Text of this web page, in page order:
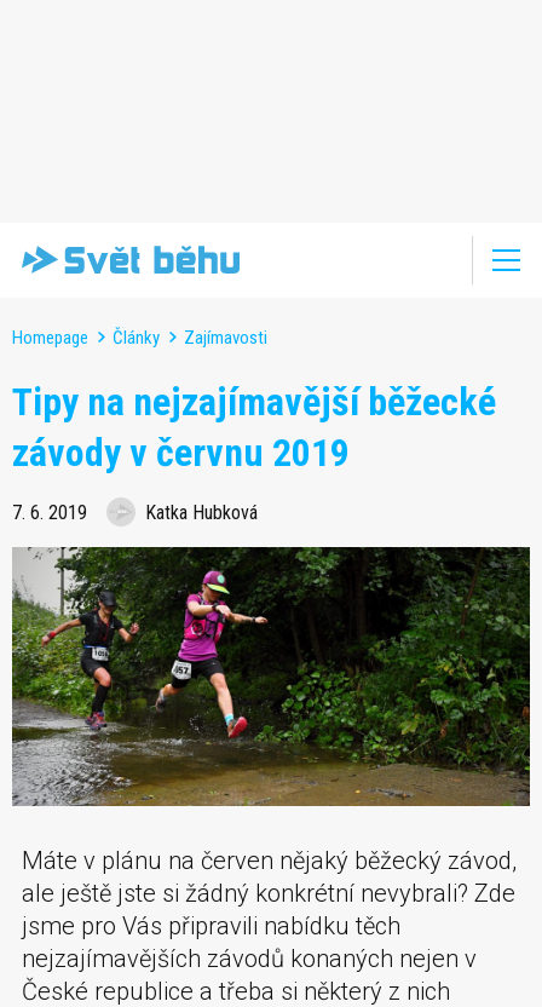
Homepage Články Zajímavosti
Tipy na nejzajímavější běžecké
závody v červnu 2019
7. 6. 2019 Katka Hubková
Máte v plánu na červen nějaký běžecký závod,
ale ještě jste si žádný konkrétní nevybrali? Zde
jsme pro Vás připravili nabídku těch
nejzajímavějších závodů konaných nejen v
České republice a třeba si některý z nich